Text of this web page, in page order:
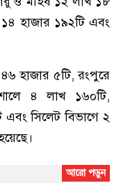
হাজার ১৯২টি এবং
হাজার ৫টি, রংপুরে
৪ লাখ ১৬০টি,
সিলেট বিভাগে ২